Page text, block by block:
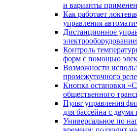
и варианты
Как работает
управления
Дистанционное
Контроль
форм с помощью
Возможности
промежуточного
Кнопка остановки
общественного
Пульт управления
для бассейна с двумя
Универсальное по